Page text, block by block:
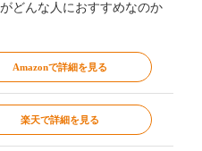
どんな人におすすめなのか
Amazonで詳細を見る
楽天で詳細を見る